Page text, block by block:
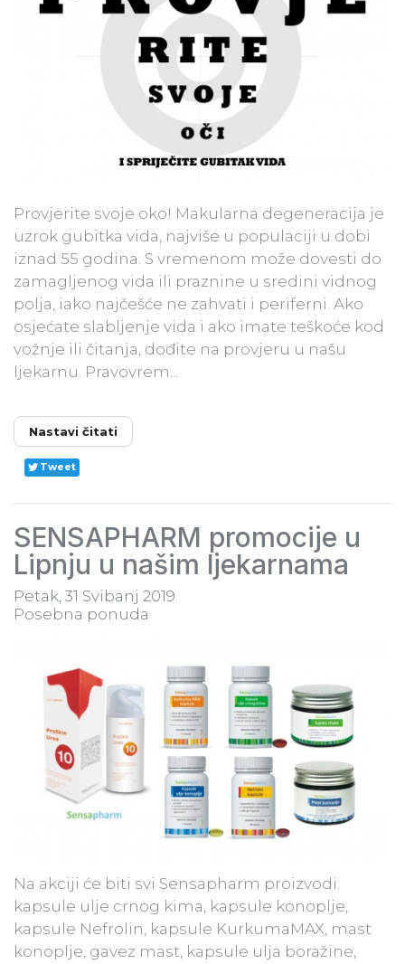
Provjerite svoje oko! Makularna degeneracija je
uzrok gubitka vida, najviše u populaciji u dobi
iznad 55 godina. S vremenom može dovesti do
zamagljenog vida ili praznine u sredini vidnog
polja, iako najčešće ne zahvati i periferni. Ako
osjećate slabljenje vida i ako imate teškoće kod
vožnje ili čitanja, dođite na provjeru u našu
ljekarnu. Pravovrem...
Nastavi čitati
Tweet
SENSAPHARM promocije u
Lipnju u našim ljekarnama
Petak, 31 Svibanj 2019
Posebna ponuda
Na akciji će biti svi Sensapharm proizvodi:
kapsule ulje crnog kima, kapsule konoplje,
kapsule Nefrolin, kapsule KurkumaMAX, mast
konoplje, gavez mast, kapsule ulja boražine,